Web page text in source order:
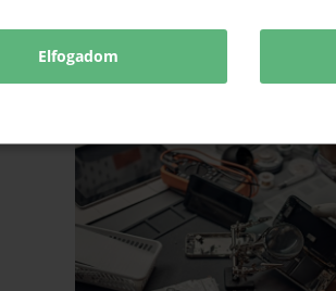
Elfogadom
KAPCSOLÓDÓ TARTALMAK
TUDJON MEG TÖBBET.